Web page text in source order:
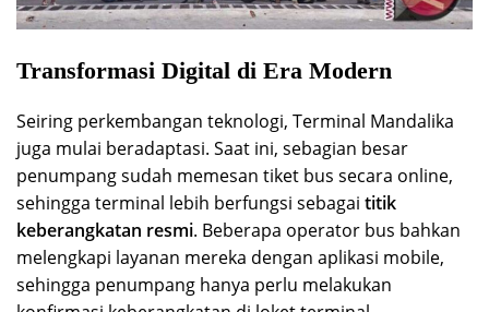
Transformasi Digital di Era Modern
Seiring perkembangan teknologi, Terminal Mandalika
juga mulai beradaptasi. Saat ini, sebagian besar
penumpang sudah memesan tiket bus secara online,
sehingga terminal lebih berfungsi sebagai titik
keberangkatan resmi. Beberapa operator bus bahkan
melengkapi layanan mereka dengan aplikasi mobile,
sehingga penumpang hanya perlu melakukan